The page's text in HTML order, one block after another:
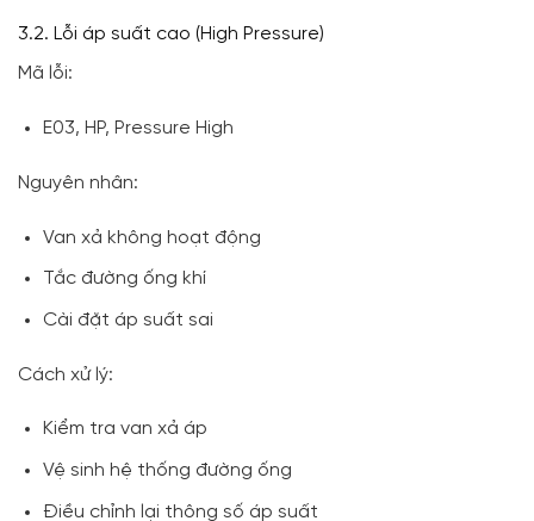
3.2. Lỗi áp suất cao (High Pressure)
Mã lỗi:
E03, HP, Pressure High
Nguyên nhân:
Van xả không hoạt động
Tắc đường ống khí
Cài đặt áp suất sai
Cách xử lý:
Kiểm tra van xả áp
Vệ sinh hệ thống đường ống
Điều chỉnh lại thông số áp suất